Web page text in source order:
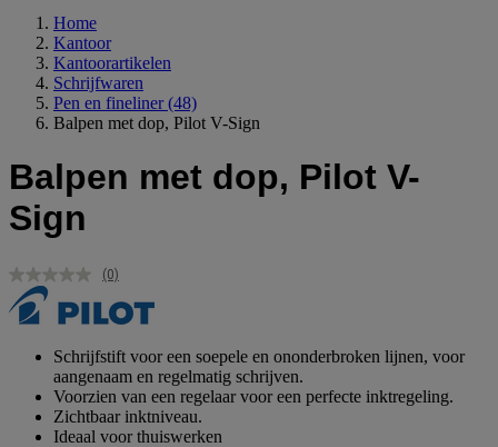
Home
Kantoor
Kantoorartikelen
Schrijfwaren
Pen en fineliner (48)
Balpen met dop, Pilot V-Sign
Balpen met dop, Pilot V-
Sign
Geen
scorewaarde.
Dezelfde
(0)
Schrijfstift voor een soepele en ononderbroken lijnen, voor
aangenaam en regelmatig schrijven.
Voorzien van een regelaar voor een perfecte inktregeling.
Zichtbaar inktniveau.
Ideaal voor thuiswerken